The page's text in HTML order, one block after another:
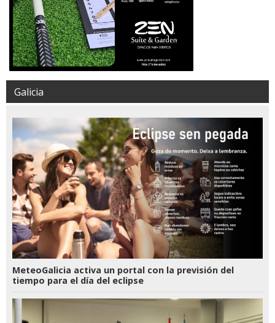
Galicia
MeteoGalicia activa un portal con la previsión del
tiempo para el día del eclipse